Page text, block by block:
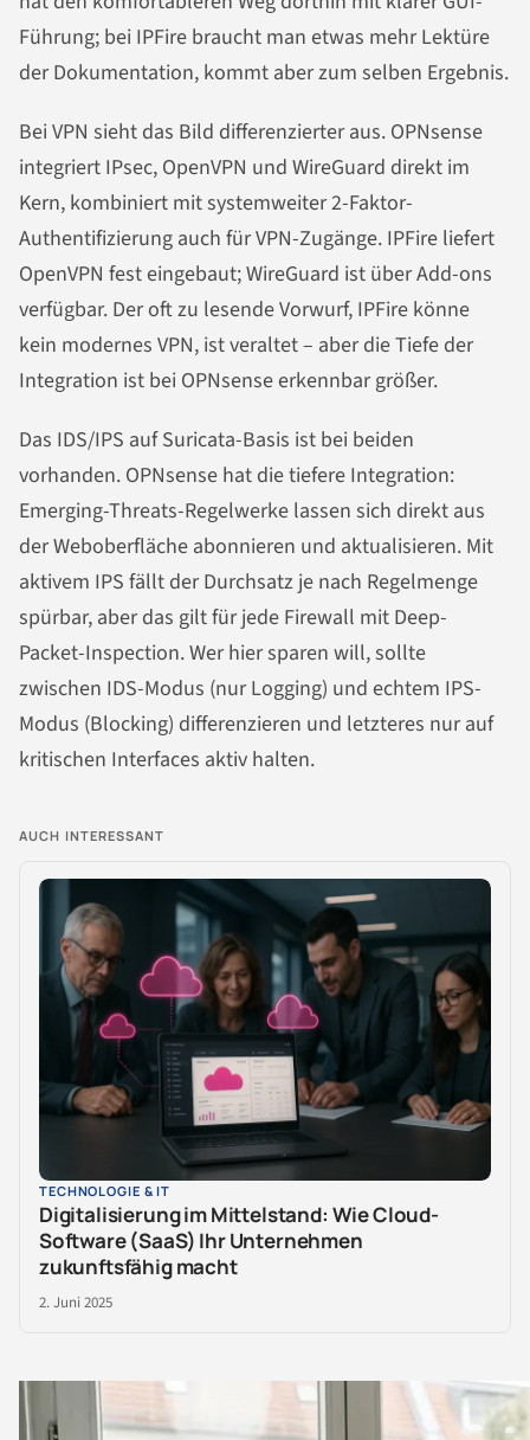
Führung; bei IPFire braucht man etwas mehr Lektüre
der Dokumentation, kommt aber zum selben Ergebnis.
Bei VPN sieht das Bild differenzierter aus. OPNsense
integriert IPsec, OpenVPN und WireGuard direkt im
Kern, kombiniert mit systemweiter 2-Faktor-
Authentifizierung auch für VPN-Zugänge. IPFire liefert
OpenVPN fest eingebaut; WireGuard ist über Add-ons
verfügbar. Der oft zu lesende Vorwurf, IPFire könne
kein modernes VPN, ist veraltet – aber die Tiefe der
Integration ist bei OPNsense erkennbar größer.
Das IDS/IPS auf Suricata-Basis ist bei beiden
vorhanden. OPNsense hat die tiefere Integration:
Emerging-Threats-Regelwerke lassen sich direkt aus
der Weboberfläche abonnieren und aktualisieren. Mit
aktivem IPS fällt der Durchsatz je nach Regelmenge
spürbar, aber das gilt für jede Firewall mit Deep-
Packet-Inspection. Wer hier sparen will, sollte
zwischen IDS-Modus (nur Logging) und echtem IPS-
Modus (Blocking) differenzieren und letzteres nur auf
kritischen Interfaces aktiv halten.
AUCH INTERESSANT
TECHNOLOGIE & IT
Digitalisierung im Mittelstand: Wie Cloud-
Software (SaaS) Ihr Unternehmen
zukunftsfähig macht
2. Juni 2025